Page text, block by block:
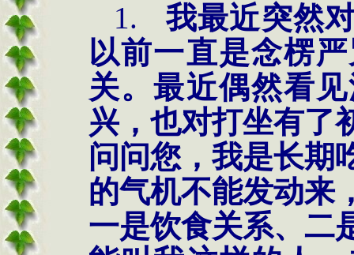
1.
我最近突然
以前一直是念楞
关。最近偶然看
兴，也对打坐有了
问问您，我是长期
的气机不能发动来
一是饮食关系、二